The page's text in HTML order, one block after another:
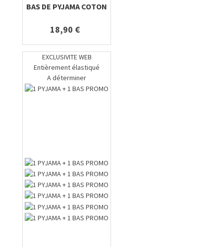
BAS DE PYJAMA COTON
18,90 €
EXCLUSIVITE WEB
Entièrement élastiqué
A déterminer